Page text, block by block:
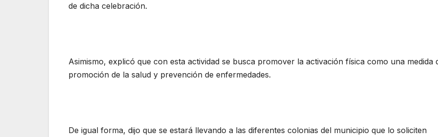
de dicha celebración.
Asimismo, explicó que con esta actividad se busca promover la activación física como una medida
promoción de la salud y prevención de enfermedades.
De igual forma, dijo que se estará llevando a las diferentes colonias del municipio que lo soliciten